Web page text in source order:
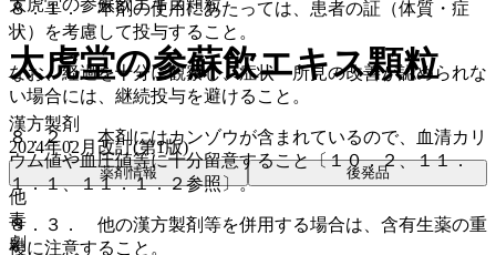
８．１． 本剤の使用にあたっては、患者の証（体質・症
状）を考慮して投与すること。
なお、経過を十分に観察し、症状・所見の改善が認められな
い場合には、継続投与を避けること。
８．２． 本剤にはカンゾウが含まれているので、血清カリ
ウム値や血圧値等に十分留意すること〔１０．２、１１．
１．１、１１．１．２参照〕。
８．３． 他の漢方製剤等を併用する場合は、含有生薬の重
複に注意すること。
太虎堂の参蘇飲エキス顆粒
漢方製剤
2024年02月改訂(第1版)
薬剤情報 後発品
他
毒
劇